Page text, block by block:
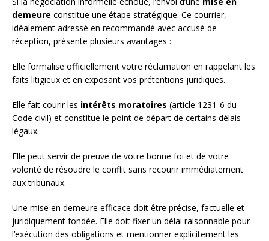
demeure constitue une étape stratégique. Ce courrier,
idéalement adressé en recommandé avec accusé de
réception, présente plusieurs avantages :
Elle formalise officiellement votre réclamation en rappelant les
faits litigieux et en exposant vos prétentions juridiques.
Elle fait courir les intérêts moratoires (article 1231-6 du
Code civil) et constitue le point de départ de certains délais
légaux.
Elle peut servir de preuve de votre bonne foi et de votre
volonté de résoudre le conflit sans recourir immédiatement
aux tribunaux.
Une mise en demeure efficace doit être précise, factuelle et
juridiquement fondée. Elle doit fixer un délai raisonnable pour
l’exécution des obligations et mentionner explicitement les